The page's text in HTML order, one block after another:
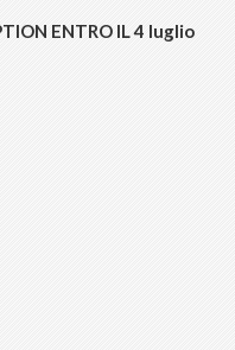
ENTRO IL 4 luglio